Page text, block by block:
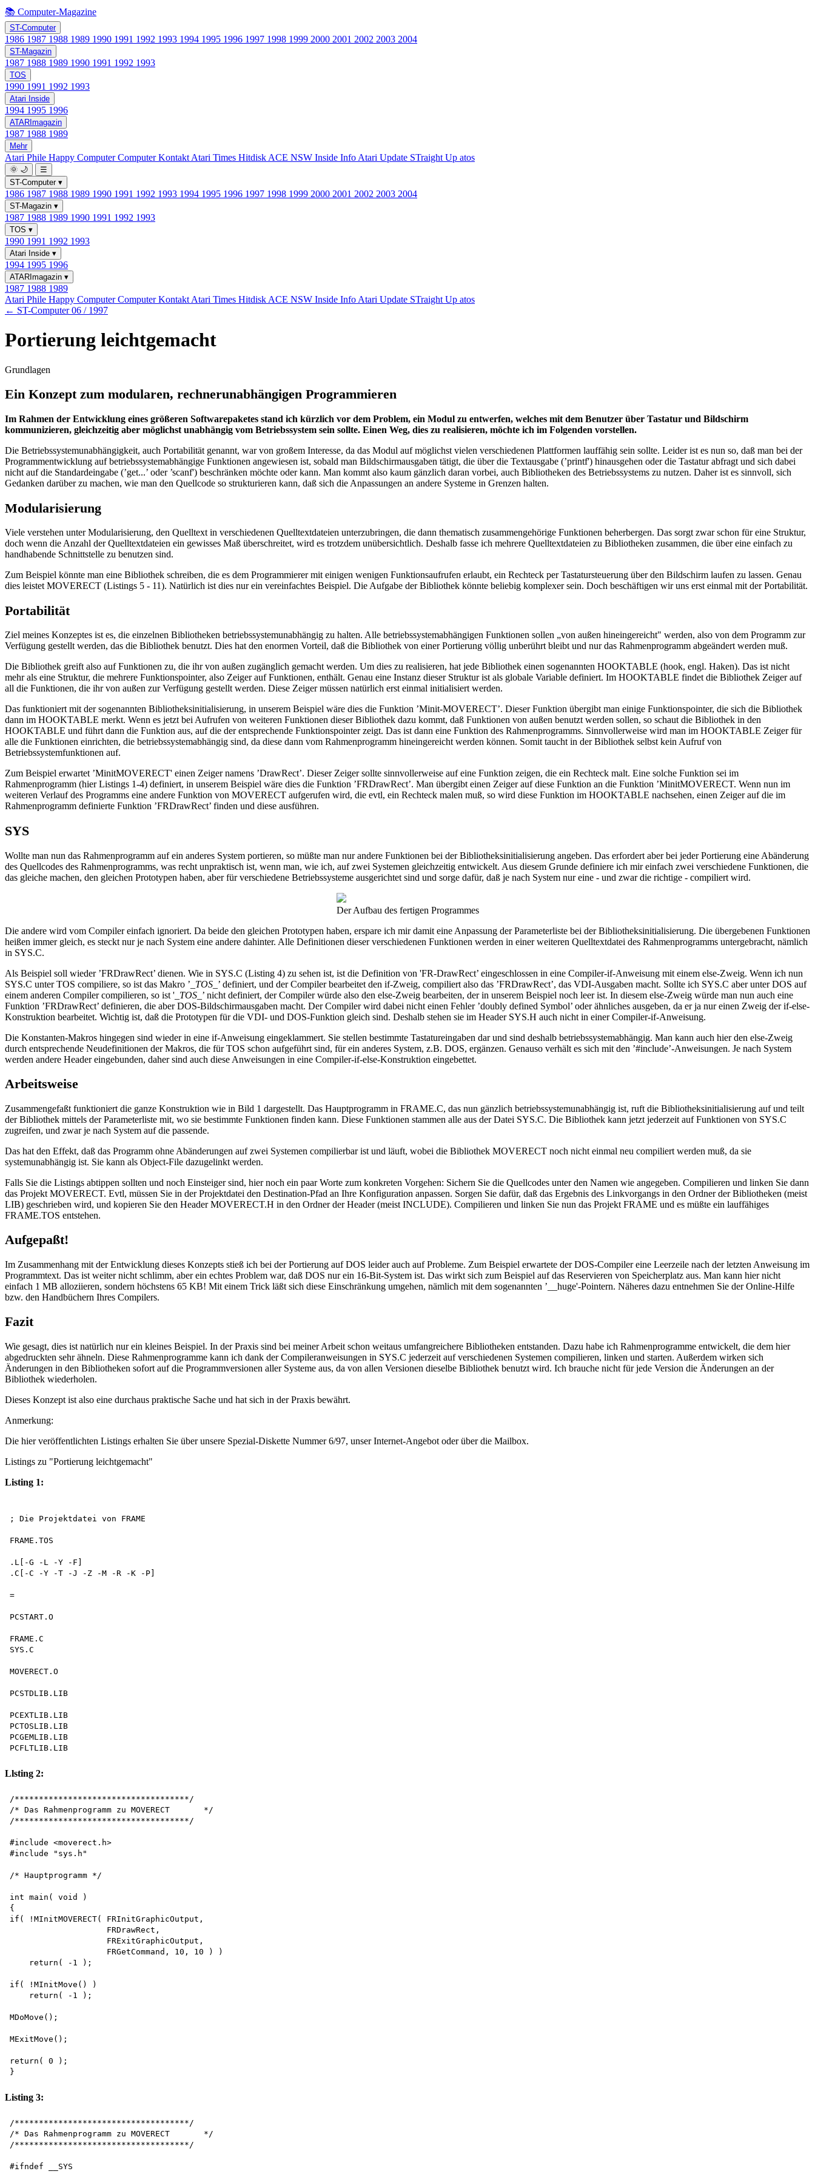
📚 Computer-Magazine
ST-Computer
1986 1987 1988 1989 1990 1991 1992 1993 1994 1995 1996 1997 1998 1999 2000 2001 2002 2003 2004
ST-Magazin
1987 1988 1989 1990 1991 1992 1993
TOS
1990 1991 1992 1993
Atari Inside
1994 1995 1996
ATARImagazin
1987 1988 1989
Mehr
Atari Phile Happy ComputerComputer Kontakt Atari Times Hitdisk ACE NSW Inside Info Atari Update STraight Up atos
🌞 🌙
☰
ST-Computer ▾
1986 1987 1988 1989 1990 1991 1992 1993 1994 1995 1996 1997 1998 1999 2000 2001 2002 2003 2004
ST-Magazin ▾
1987 1988 1989 1990 1991 1992 1993
TOS ▾
1990 1991 1992 1993
Atari Inside ▾
1994 1995 1996
ATARImagazin ▾
1987 1988 1989
Atari Phile Happy ComputerComputer Kontakt Atari Times Hitdisk ACE NSW Inside Info Atari Update STraight Up atos
← ST-Computer 06 / 1997
Portierung leichtgemacht
Grundlagen
Ein Konzept zum modularen, rechnerunabhängigen Programmieren
Im Rahmen der Entwicklung eines größeren Softwarepaketes stand ich kürzlich vor dem Problem, ein Modul zu entwerfen, welches mit dem Benutzer über Tastatur und Bildschirm
kommunizieren, gleichzeitig aber möglichst unabhängig vom Betriebssystem sein sollte. Einen Weg, dies zu realisieren, möchte ich im Folgenden vorstellen.
Die Betriebssystemunabhängigkeit, auch Portabilität genannt, war von großem Interesse, da das Modul auf möglichst vielen verschiedenen Plattformen lauffähig sein sollte. Leider ist es nun so, daß man bei der
Programmentwicklung auf betriebssystemabhängige Funktionen angewiesen ist, sobald man Bildschirmausgaben tätigt, die über die Textausgabe (’printf') hinausgehen oder die Tastatur abfragt und sich dabei
nicht auf die Standardeingabe (’get...’ oder ’scanf') beschränken möchte oder kann. Man kommt also kaum gänzlich daran vorbei, auch Bibliotheken des Betriebssystems zu nutzen. Daher ist es sinnvoll, sich
Gedanken darüber zu machen, wie man den Quellcode so strukturieren kann, daß sich die Anpassungen an andere Systeme in Grenzen halten.
Modularisierung
Viele verstehen unter Modularisierung, den Quelltext in verschiedenen Quelltextdateien unterzubringen, die dann thematisch zusammengehörige Funktionen beherbergen. Das sorgt zwar schon für eine Struktur,
doch wenn die Anzahl der Quelltextdateien ein gewisses Maß überschreitet, wird es trotzdem unübersichtlich. Deshalb fasse ich mehrere Quelltextdateien zu Bibliotheken zusammen, die über eine einfach zu
handhabende Schnittstelle zu benutzen sind.
Zum Beispiel könnte man eine Bibliothek schreiben, die es dem Programmierer mit einigen wenigen Funktionsaufrufen erlaubt, ein Rechteck per Tastatursteuerung über den Bildschirm laufen zu lassen. Genau
dies leistet MOVERECT (Listings 5 - 11). Natürlich ist dies nur ein vereinfachtes Beispiel. Die Aufgabe der Bibliothek könnte beliebig komplexer sein. Doch beschäftigen wir uns erst einmal mit der Portabilität.
Portabilität
Ziel meines Konzeptes ist es, die einzelnen Bibliotheken betriebssystemunabhängig zu halten. Alle betriebssystemabhängigen Funktionen sollen „von außen hineingereicht" werden, also von dem Programm zur
Verfügung gestellt werden, das die Bibliothek benutzt. Dies hat den enormen Vorteil, daß die Bibliothek von einer Portierung völlig unberührt bleibt und nur das Rahmenprogramm abgeändert werden muß.
Die Bibliothek greift also auf Funktionen zu, die ihr von außen zugänglich gemacht werden. Um dies zu realisieren, hat jede Bibliothek einen sogenannten HOOKTABLE (hook, engl. Haken). Das ist nicht
mehr als eine Struktur, die mehrere Funktionspointer, also Zeiger auf Funktionen, enthält. Genau eine Instanz dieser Struktur ist als globale Variable definiert. Im HOOKTABLE findet die Bibliothek Zeiger auf
all die Funktionen, die ihr von außen zur Verfügung gestellt werden. Diese Zeiger müssen natürlich erst einmal initialisiert werden.
Das funktioniert mit der sogenannten Bibliotheksinitialisierung, in unserem Beispiel wäre dies die Funktion ’Minit-MOVERECT’. Dieser Funktion übergibt man einige Funktionspointer, die sich die Bibliothek
dann im HOOKTABLE merkt. Wenn es jetzt bei Aufrufen von weiteren Funktionen dieser Bibliothek dazu kommt, daß Funktionen von außen benutzt werden sollen, so schaut die Bibliothek in den
HOOKTABLE und führt dann die Funktion aus, auf die der entsprechende Funktionspointer zeigt. Das ist dann eine Funktion des Rahmenprogramms. Sinnvollerweise wird man im HOOKTABLE Zeiger für
alle die Funktionen einrichten, die betriebssystemabhängig sind, da diese dann vom Rahmenprogramm hineingereicht werden können. Somit taucht in der Bibliothek selbst kein Aufruf von
Betriebssystemfunktionen auf.
Zum Beispiel erwartet ’MinitMOVERECT' einen Zeiger namens ’DrawRect’. Dieser Zeiger sollte sinnvollerweise auf eine Funktion zeigen, die ein Rechteck malt. Eine solche Funktion sei im
Rahmenprogramm (hier Listings 1-4) definiert, in unserem Beispiel wäre dies die Funktion ’FRDrawRect’. Man übergibt einen Zeiger auf diese Funktion an die Funktion ’MinitMOVERECT. Wenn nun im
weiteren Verlauf des Programms eine andere Funktion von MOVERECT aufgerufen wird, die evtl, ein Rechteck malen muß, so wird diese Funktion im HOOKTABLE nachsehen, einen Zeiger auf die im
Rahmenprogramm definierte Funktion ’FRDrawRect’ finden und diese ausführen.
SYS
Wollte man nun das Rahmenprogramm auf ein anderes System portieren, so müßte man nur andere Funktionen bei der Bibliotheksinitialisierung angeben. Das erfordert aber bei jeder Portierung eine Abänderung
des Quellcodes des Rahmenprogramms, was recht unpraktisch ist, wenn man, wie ich, auf zwei Systemen gleichzeitig entwickelt. Aus diesem Grunde definiere ich mir einfach zwei verschiedene Funktionen, die
das gleiche machen, den gleichen Prototypen haben, aber für verschiedene Betriebssysteme ausgerichtet sind und sorge dafür, daß je nach System nur eine - und zwar die richtige - compiliert wird.
Der Aufbau des fertigen Programmes
Die andere wird vom Compiler einfach ignoriert. Da beide den gleichen Prototypen haben, erspare ich mir damit eine Anpassung der Parameterliste bei der Bibliotheksinitialisierung. Die übergebenen Funktionen
heißen immer gleich, es steckt nur je nach System eine andere dahinter. Alle Definitionen dieser verschiedenen Funktionen werden in einer weiteren Quelltextdatei des Rahmenprogramms untergebracht, nämlich
in SYS.C.
Als Beispiel soll wieder ’FRDrawRect’ dienen. Wie in SYS.C (Listing 4) zu sehen ist, ist die Definition von 'FR-DrawRect’ eingeschlossen in eine Compiler-if-Anweisung mit einem else-Zweig. Wenn ich nun
SYS.C unter TOS compiliere, so ist das Makro ’_ TOS_ ’ definiert, und der Compiler bearbeitet den if-Zweig, compiliert also das ’FRDrawRect’, das VDI-Ausgaben macht. Sollte ich SYS.C aber unter DOS auf
einem anderen Compiler compilieren, so ist '_ TOS_ ’ nicht definiert, der Compiler würde also den else-Zweig bearbeiten, der in unserem Beispiel noch leer ist. In diesem else-Zweig würde man nun auch eine
Funktion ’FRDrawRect’ definieren, die aber DOS-Bildschirmausgaben macht. Der Compiler wird dabei nicht einen Fehler ’doubly defined Symbol’ oder ähnliches ausgeben, da er ja nur einen Zweig der if-else-
Konstruktion bearbeitet. Wichtig ist, daß die Prototypen für die VDI- und DOS-Funktion gleich sind. Deshalb stehen sie im Header SYS.H auch nicht in einer Compiler-if-Anweisung.
Die Konstanten-Makros hingegen sind wieder in eine if-Anweisung eingeklammert. Sie stellen bestimmte Tastatureingaben dar und sind deshalb betriebssystemabhängig. Man kann auch hier den else-Zweig
durch entsprechende Neudefinitionen der Makros, die für TOS schon aufgeführt sind, für ein anderes System, z.B. DOS, ergänzen. Genauso verhält es sich mit den ’#include’-Anweisungen. Je nach System
werden andere Header eingebunden, daher sind auch diese Anweisungen in eine Compiler-if-else-Konstruktion eingebettet.
Arbeitsweise
Zusammengefaßt funktioniert die ganze Konstruktion wie in Bild 1 dargestellt. Das Hauptprogramm in FRAME.C, das nun gänzlich betriebssystemunabhängig ist, ruft die Bibliotheksinitialisierung auf und teilt
der Bibliothek mittels der Parameterliste mit, wo sie bestimmte Funktionen finden kann. Diese Funktionen stammen alle aus der Datei SYS.C. Die Bibliothek kann jetzt jederzeit auf Funktionen von SYS.C
zugreifen, und zwar je nach System auf die passende.
Das hat den Effekt, daß das Programm ohne Abänderungen auf zwei Systemen compilierbar ist und läuft, wobei die Bibliothek MOVERECT noch nicht einmal neu compiliert werden muß, da sie
systemunabhängig ist. Sie kann als Object-File dazugelinkt werden.
Falls Sie die Listings abtippen sollten und noch Einsteiger sind, hier noch ein paar Worte zum konkreten Vorgehen: Sichern Sie die Quellcodes unter den Namen wie angegeben. Compilieren und linken Sie dann
das Projekt MOVERECT. Evtl, müssen Sie in der Projektdatei den Destination-Pfad an Ihre Konfiguration anpassen. Sorgen Sie dafür, daß das Ergebnis des Linkvorgangs in den Ordner der Bibliotheken (meist
LIB) geschrieben wird, und kopieren Sie den Header MOVERECT.H in den Ordner der Header (meist INCLUDE). Compilieren und linken Sie nun das Projekt FRAME und es müßte ein lauffähiges
FRAME.TOS entstehen.
Aufgepaßt!
Im Zusammenhang mit der Entwicklung dieses Konzepts stieß ich bei der Portierung auf DOS leider auch auf Probleme. Zum Beispiel erwartete der DOS-Compiler eine Leerzeile nach der letzten Anweisung im
Programmtext. Das ist weiter nicht schlimm, aber ein echtes Problem war, daß DOS nur ein 16-Bit-System ist. Das wirkt sich zum Beispiel auf das Reservieren von Speicherplatz aus. Man kann hier nicht
einfach 1 MB alloziieren, sondern höchstens 65 KB! Mit einem Trick läßt sich diese Einschränkung umgehen, nämlich mit dem sogenannten ’__huge'-Pointern. Näheres dazu entnehmen Sie der Online-Hilfe
bzw. den Handbüchern Ihres Compilers.
Fazit
Wie gesagt, dies ist natürlich nur ein kleines Beispiel. In der Praxis sind bei meiner Arbeit schon weitaus umfangreichere Bibliotheken entstanden. Dazu habe ich Rahmenprogramme entwickelt, die dem hier
abgedruckten sehr ähneln. Diese Rahmenprogramme kann ich dank der Compileranweisungen in SYS.C jederzeit auf verschiedenen Systemen compilieren, linken und starten. Außerdem wirken sich
Änderungen in den Bibliotheken sofort auf die Programmversionen aller Systeme aus, da von allen Versionen dieselbe Bibliothek benutzt wird. Ich brauche nicht für jede Version die Änderungen an der
Bibliothek wiederholen.
Dieses Konzept ist also eine durchaus praktische Sache und hat sich in der Praxis bewährt.
Anmerkung:
Die hier veröffentlichten Listings erhalten Sie über unsere Spezial-Diskette Nummer 6/97, unser Internet-Angebot oder über die Mailbox.
Listings zu "Portierung leichtgemacht"
Listing 1:
; Die Projektdatei von FRAME
FRAME.TOS
.L[-G -L -Y -F]
.C[-C -Y -T -J -Z -M -R -K -P]
=
PCSTART.O
FRAME.C
SYS.C
MOVERECT.O
PCSTDLIB.LIB
PCEXTLIB.LIB
PCTOSLIB.LIB
PCGEMLIB.LIB
Llsting 2:
/************************************/
/* Das Rahmenprogramm zu MOVERECT	*/
/************************************/
#include <moverect.h>
#include "sys.h"
/* Hauptprogramm */
int main( void )
{
if( !MInitMOVERECT( FRInitGraphicOutput,
                    FRDrawRect,
                    FRExitGraphicOutput,
                    FRGetCommand, 10, 10 ) )
    return( -1 );
if( !MInitMove() )
    return( -1 );
MDoMove();
MExitMove();
return( 0 );
Listing 3:
/************************************/
/* Das Rahmenprogramm zu MOVERECT	*/
/************************************/
#ifndef __SYS